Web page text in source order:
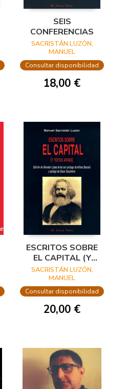
SEIS
CONFERENCIAS
SACRISTÁN LUZÓN,
MANUEL
Consultar disponibilidad
18,00 €
ESCRITOS SOBRE
EL CAPITAL (Y
TEXTOS AFINES)
SACRISTÁN LUZÓN,
MANUEL
Consultar disponibilidad
20,00 €